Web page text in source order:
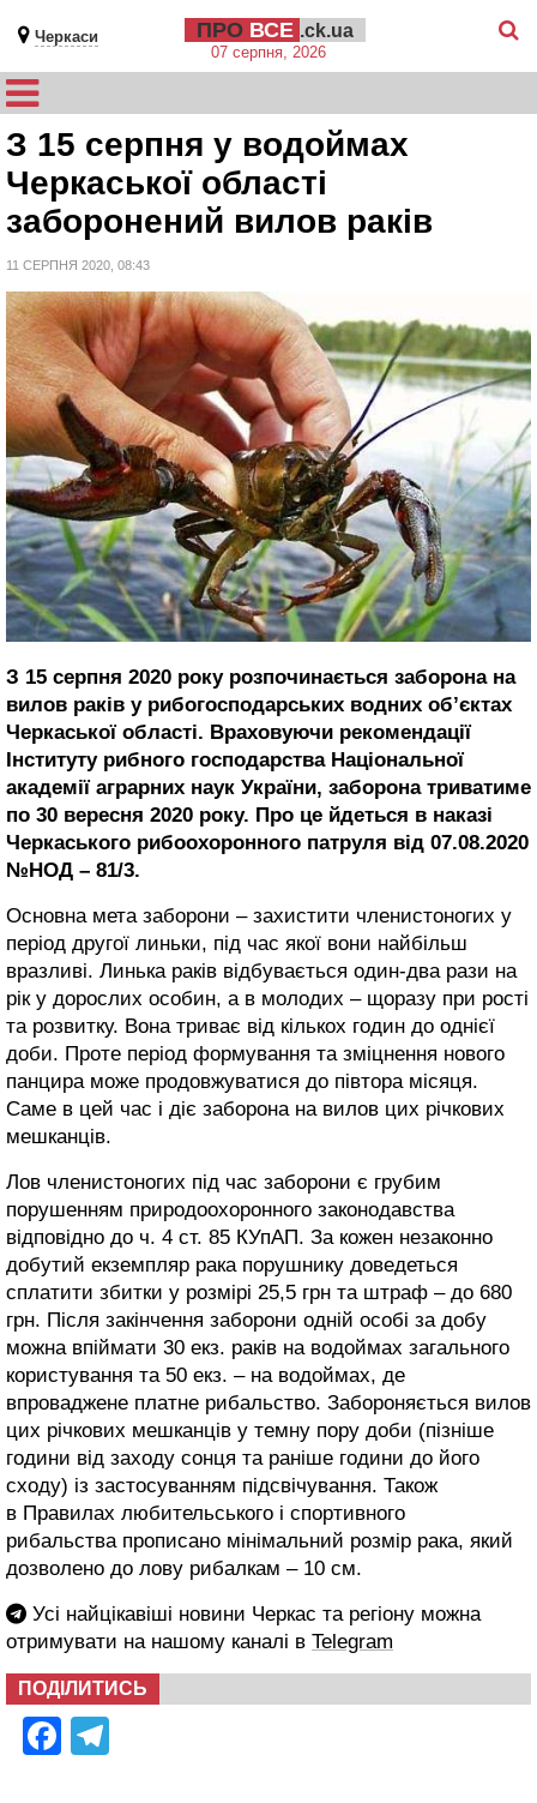
Черкаси ПРО ВСЕ .ck.ua
07 серпня, 2026
З 15 серпня у водоймах
Черкаської області
заборонений вилов раків
11 СЕРПНЯ 2020, 08:43
З 15 серпня 2020 року розпочинається заборона на
вилов раків у рибогосподарських водних об’єктах
Черкаської області. Враховуючи рекомендації
Інституту рибного господарства Національної
академії аграрних наук України, заборона триватиме
по 30 вересня 2020 року. Про це йдеться в наказі
Черкаського рибоохоронного патруля від 07.08.2020
№НОД – 81/3.
Основна мета заборони – захистити членистоногих у
період другої линьки, під час якої вони найбільш
вразливі. Линька раків відбувається один-два рази на
рік у дорослих особин, а в молодих – щоразу при рості
та розвитку. Вона триває від кількох годин до однієї
доби. Проте період формування та зміцнення нового
панцира може продовжуватися до півтора місяця.
Саме в цей час і діє заборона на вилов цих річкових
мешканців.
Лов членистоногих під час заборони є грубим
порушенням природоохоронного законодавства
відповідно до ч. 4 ст. 85 КУпАП. За кожен незаконно
добутий екземпляр рака порушнику доведеться
сплатити збитки у розмірі 25,5 грн та штраф – до 680
грн. Після закінчення заборони одній особі за добу
можна впіймати 30 екз. раків на водоймах загального
користування та 50 екз. – на водоймах, де
впроваджене платне рибальство. Забороняється вилов
цих річкових мешканців у темну пору доби (пізніше
години від заходу сонця та раніше години до його
сходу) із застосуванням підсвічування. Також
в Правилах любительського і спортивного
рибальства прописано мінімальний розмір рака, який
дозволено до лову рибалкам – 10 см.
Усі найцікавіші новини Черкас та регіону можна
отримувати на нашому каналі в Telegram
ПОДІЛИТИСЬ
Facebook